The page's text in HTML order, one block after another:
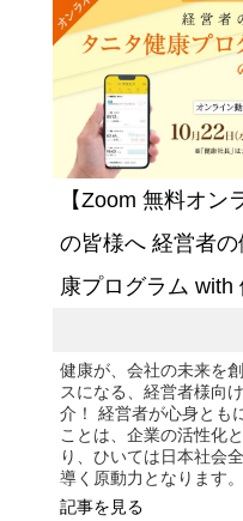
【Zoom 無料オ
の皆様へ 経営者
康プログラム with
健康が、会社の未来を
スになる、経営者様向
介！ 経営者が心身とも
ことは、企業の活性化
り、ひいては日本社会
導く原動力となります。
記事を見る